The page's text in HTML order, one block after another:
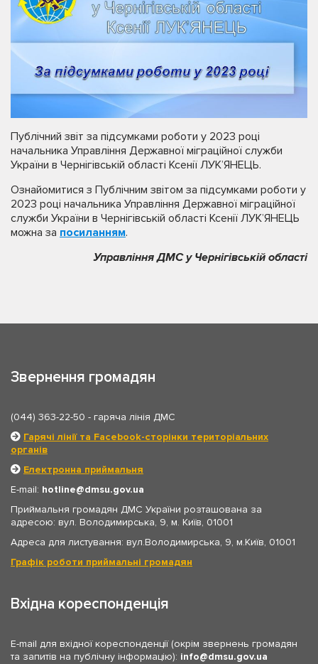
Публічний звіт за підсумками роботи у 2023 році
начальника Управління Державної міграційної служби
України в Чернігівській області Ксенії ЛУК’ЯНЕЦЬ.
Ознайомитися з Публічним звітом за підсумками роботи у
2023 році начальника Управління Державної міграційної
служби України в Чернігівській області Ксенії ЛУК’ЯНЕЦЬ
можна за посиланням.
Управління ДМС у Чернігівській області
Звернення громадян
(044) 363-22-50 - гаряча лінія ДМС
Гарячі лінії та Facebook-сторінки територіальних
органів
Електронна приймальня
E-mail: hotline
dmsu.gov.ua
Приймальня громадян ДМС України розташована за
адресою: вул. Володимирська, 9, м. Київ, 01001
Адреса для листування: вул.Володимирська, 9, м.Київ, 01001
Графік роботи приймальні громадян
Вхідна кореспонденція
E-mail для вхідної кореспонденції (окрім звернень громадян
та запитів на публічну інформацію): info dmsu.gov.ua